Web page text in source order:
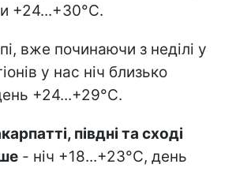
+24...+30°C.
вже починаючи з неділі у
у нас ніч близько
+24...+29°C.
півдні та сході
- ніч +18...+23°C, день